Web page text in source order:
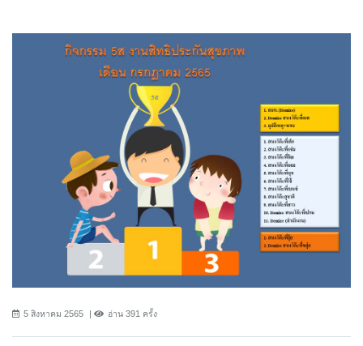
5 สิงหาคม 2565 อ่าน 391 ครั้ง